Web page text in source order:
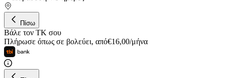
Πίσω
Βάλε τον ΤΚ σου
Πλήρωσε όπως σε βολεύει, από€16,00/μήνα